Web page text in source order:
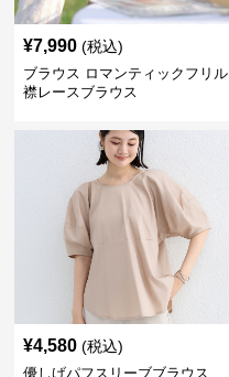
¥7,990 (税込)
ブラウス ロマンティックフリル
襟レースブラウス
¥4,580 (税込)
優しげパフスリーブブラウス